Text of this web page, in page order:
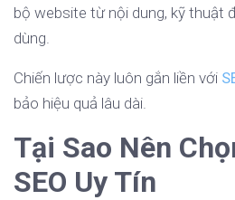
bộ website từ nội dung, kỹ thuật
dùng.
Chiến lược này luôn gắn liền với
bảo hiệu quả lâu dài.
Tại Sao Nên
SEO Uy Tín